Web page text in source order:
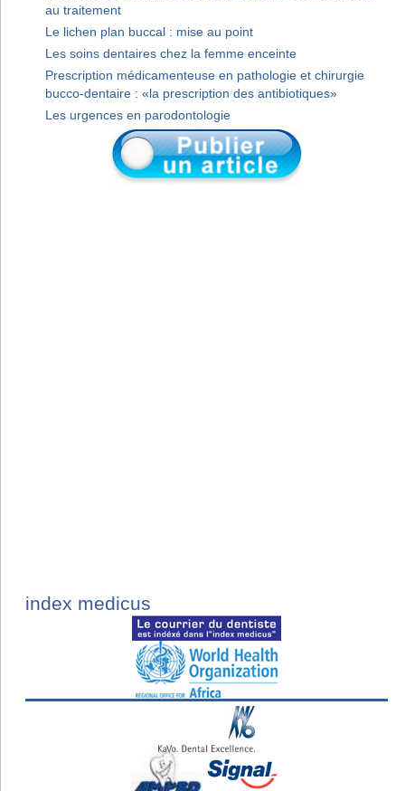
au traitement
Le lichen plan buccal : mise au point
Les soins dentaires chez la femme enceinte
Prescription médicamenteuse en pathologie et chirurgie
bucco-dentaire : «la prescription des antibiotiques»
Les urgences en parodontologie
index medicus